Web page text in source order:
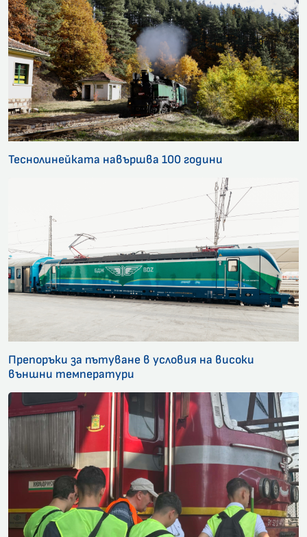
Теснолинейката навършва 100 години
Препоръки за пътуване в условия на високи
външни температури